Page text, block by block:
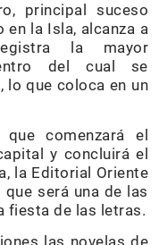
principal suceso
en la Isla, alcanza a
la mayor
del cual se
lo que coloca en un
comenzará el
y concluirá el
la Editorial Oriente
será una de las
fiesta de las letras.